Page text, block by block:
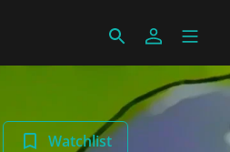
Watchlist